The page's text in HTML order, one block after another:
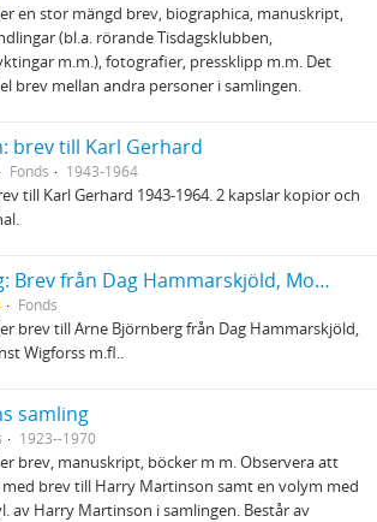
en stor mängd brev, biographica, manuskript,
(bl.a. rörande Tisdagsklubben,
m.m.), fotografier, pressklipp m.m. Det
brev mellan andra personer i samlingen.
brev till Karl Gerhard
Fonds 1943-1964
till Karl Gerhard 1943-1964. 2 kapslar kopior och
Arne Björnberg: Brev från Dag Hammarskjöld, Moa Martinson, Ernst Wigforss m.fl.
Fonds
brev till Arne Björnberg från Dag Hammarskjöld,
Wigforss m.fl..
samling
1923--1970
brev, manuskript, böcker m m. Observera att
brev till Harry Martinson samt en volym med
av Harry Martinson i samlingen. Består av